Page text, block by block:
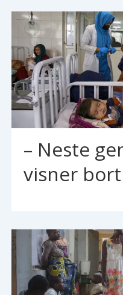
– Neste
visner bort